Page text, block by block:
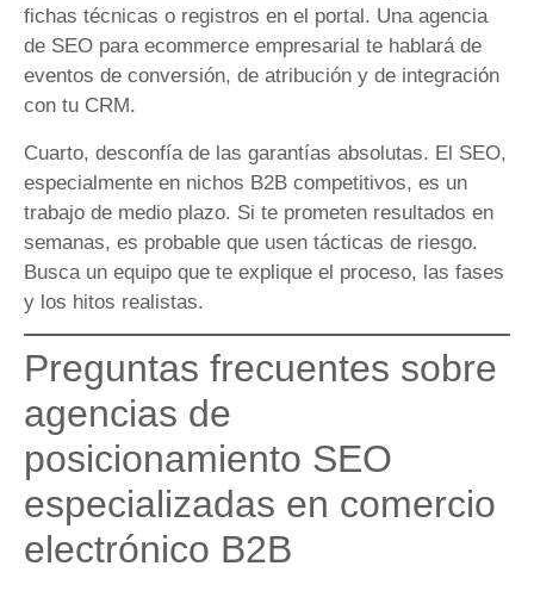
fichas técnicas o registros en el portal. Una agencia
de SEO para ecommerce empresarial te hablará de
eventos de conversión, de atribución y de integración
con tu CRM.
Cuarto, desconfía de las garantías absolutas. El SEO,
especialmente en nichos B2B competitivos, es un
trabajo de medio plazo. Si te prometen resultados en
semanas, es probable que usen tácticas de riesgo.
Busca un equipo que te explique el proceso, las fases
y los hitos realistas.
Preguntas frecuentes sobre
agencias de
posicionamiento SEO
especializadas en comercio
electrónico B2B